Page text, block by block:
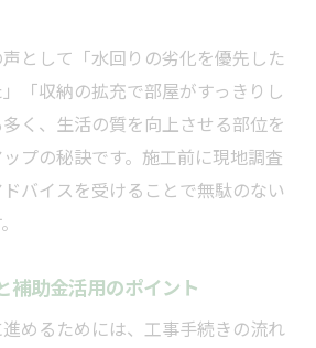
として「水回りの劣化を優先した
「収納の拡充で部屋がすっきりし
く、生活の質を向上させる部位を
プの秘訣です。施工前に現地調査
バイスを受けることで無駄のない
補助金活用のポイント
めるためには、工事手続きの流れ